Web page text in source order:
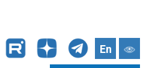
En